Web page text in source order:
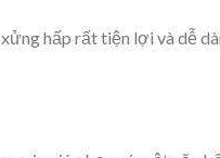
hấp rất tiện lợi và dễ